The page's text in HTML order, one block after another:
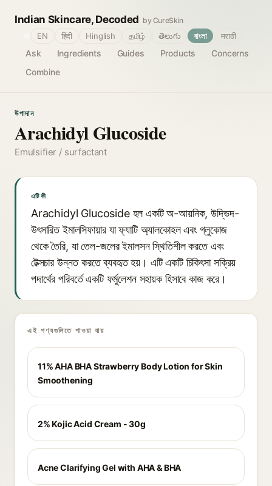
Indian Skincare, Decoded by CureSkin
Ask Ingredients Guides Products
Concerns
Combine
EN हिंदी Hinglish தமிழ் తెలుగు বাংলা मराठी
উপাদান
Arachidyl Glucoside
Emulsifier / surfactant
এটি কী
Arachidyl Glucoside হল একটি অ-আয়নিক, উদ্ভিদ-
উৎসারিত ইমালসিফায়ার যা ফ্যাটি অ্যালকোহল এবং গ্লুকোজ
থেকে তৈরি, যা তেল-জলের ইমালসন স্থিতিশীল করতে এবং
টেক্সচার উন্নত করতে ব্যবহৃত হয়। এটি একটি চিকিৎসা সক্রিয়
পদার্থের পরিবর্তে একটি ফর্মুলেশন সহায়ক হিসাবে কাজ করে।
এই পণ্যগুলিতে পাওয়া যায়
11% AHA BHA Strawberry Body Lotion for Skin
Smoothening
2% Kojic Acid Cream - 30g
Acne Clarifying Gel with AHA & BHA